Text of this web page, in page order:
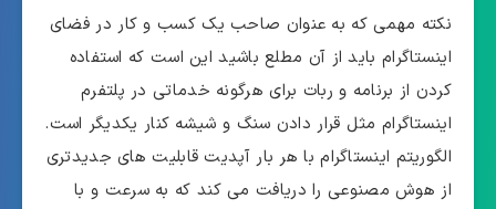
نکته مهمی که به عنوان صاحب یک کسب و کار در فضای
اینستاگرام باید از آن مطلع باشید این است که استفاده
کردن از برنامه و ربات برای هرگونه خدماتی در پلتفرم
اینستاگرام مثل قرار دادن سنگ و شیشه کنار یکدیگر است.
الگوریتم اینستاگرام با هر بار آپدیت قابلیت های جدیدتری
از هوش مصنوعی را دریافت می کند که به سرعت و با